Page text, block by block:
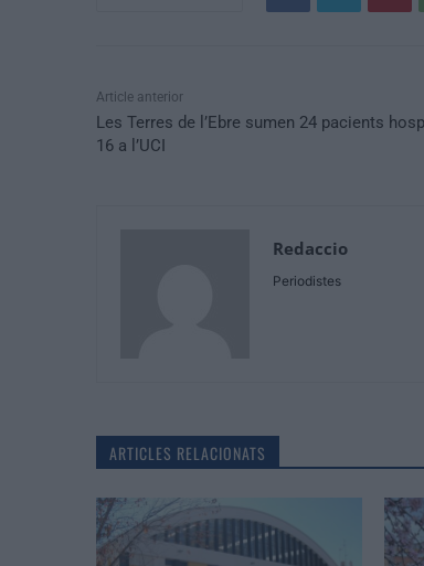
Article anterior
Les Terres de l’Ebre sumen 24 pacients
16 a l’UCI
Redaccio
Periodistes
ARTICLES RELACIONATS